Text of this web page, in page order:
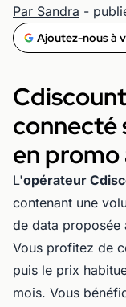
Par Sandra -
Ajoutez-nous à
connecté
en promo
L'opérateur
contenant une
de data
Vous profitez de
puis le prix
mois. Vous